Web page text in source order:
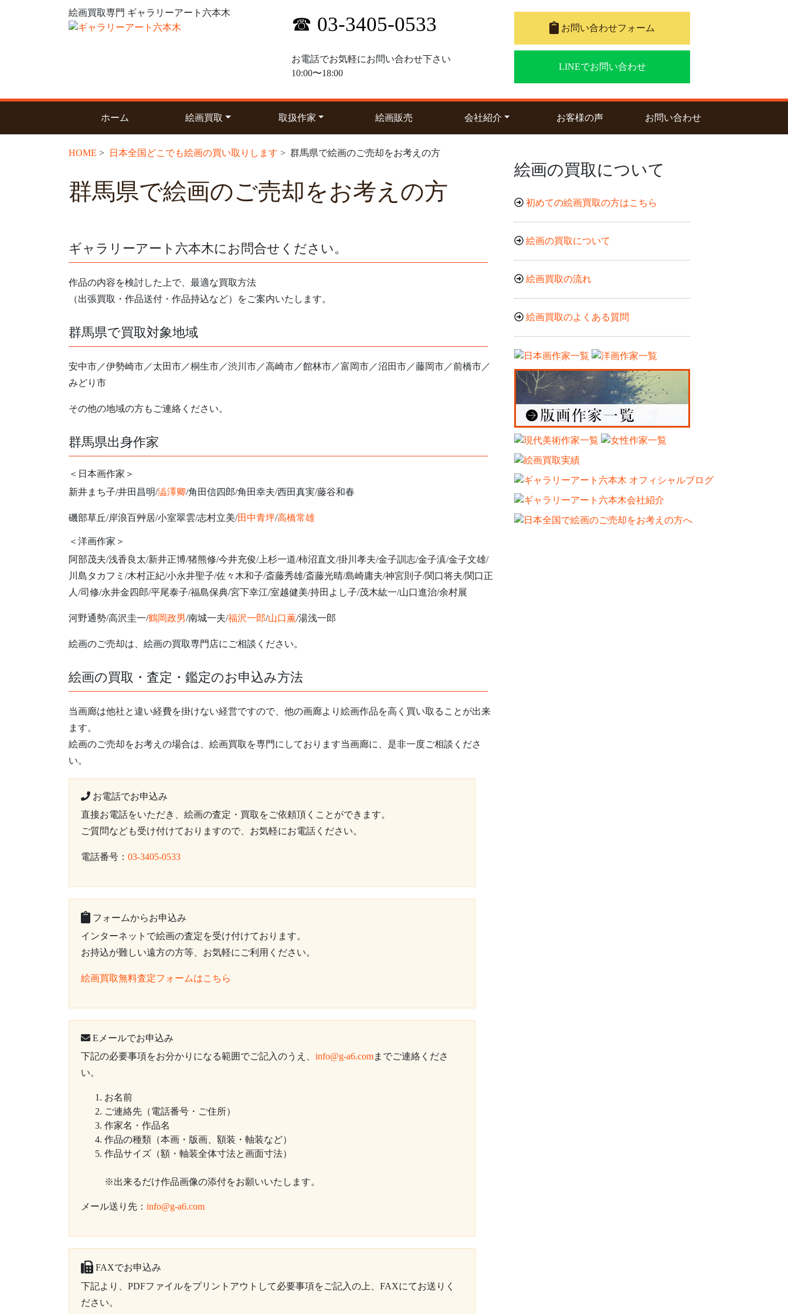
絵画買取専門 ギャラリーアート六本木
☎ 03-3405-0533
お電話でお気軽にお問い合わせ下さい
10:00〜18:00
お問い合わせフォーム
LINEでお問い合わせ
ホーム 絵画買取 (current) 取扱作家(current) 絵画販売 会社紹介(current) お客様の声 お問い合わせ
HOME > 日本全国どこでも絵画の買い取りします > 群馬県で絵画のご売却をお考えの方
群馬県で絵画のご売却をお考えの方
ギャラリーアート六本木にお問合せください。
作品の内容を検討した上で、最適な買取方法
（出張買取・作品送付・作品持込など）をご案内いたします。
群馬県で買取対象地域
安中市／伊勢崎市／太田市／桐生市／渋川市／高崎市／館林市／富岡市／沼田市／藤岡市／前橋市／
みどり市
その他の地域の方もご連絡ください。
群馬県出身作家
＜日本画作家＞
新井まち子/井田昌明/澁澤卿/角田信四郎/角田幸夫/西田真実/藤谷和春
磯部草丘/岸浪百艸居/小室翠雲/志村立美/田中青坪/高橋常雄
＜洋画作家＞
阿部茂夫/浅香良太/新井正博/猪熊修/今井充俊/上杉一道/柿沼直文/掛川孝夫/金子訓志/金子滇/金子文雄/
川島タカフミ/木村正紀/小永井聖子/佐々木和子/斎藤秀雄/斎藤光晴/島崎庸夫/神宮則子/関口将夫/関口正
人/司修/永井金四郎/平尾泰子/福島保典/宮下幸江/室越健美/持田よし子/茂木紘一/山口進治/余村展
河野通勢/高沢圭一/鶴岡政男/南城一夫/福沢一郎/山口薫/湯浅一郎
絵画のご売却は、絵画の買取専門店にご相談ください。
絵画の買取・査定・鑑定のお申込み方法
当画廊は他社と違い経費を掛けない経営ですので、他の画廊より絵画作品を高く買い取ることが出来
ます。
絵画のご売却をお考えの場合は、絵画買取を専門にしております当画廊に、是非一度ご相談くださ
い。
お電話でお申込み
直接お電話をいただき、絵画の査定・買取をご依頼頂くことができます。
ご質問なども受け付けておりますので、お気軽にお電話ください。
電話番号： 03-3405-0533
フォームからお申込み
インターネットで絵画の査定を受け付けております。
お持込が難しい遠方の方等、お気軽にご利用ください。
絵画買取無料査定フォームはこちら
Eメールでお申込み
下記の必要事項をお分かりになる範囲でご記入のうえ、 info@g-a6.comまでご連絡くださ
い。
お名前
ご連絡先（電話番号・ご住所）
作家名・作品名
作品の種類（本画・版画、額装・軸装など）
作品サイズ（額・軸装全体寸法と画面寸法）
※出来るだけ作品画像の添付をお願いいたします。
メール送り先： info@g-a6.com
FAXでお申込み
下記より、PDFファイルをプリントアウトして必要事項をご記入の上、FAXにてお送りく
ださい。
絵画の買取について
初めての絵画買取の方はこちら
絵画の買取について
絵画買取の流れ
絵画買取のよくある質問